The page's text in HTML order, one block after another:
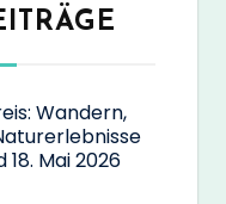
Wandern,
18. Mai 2026